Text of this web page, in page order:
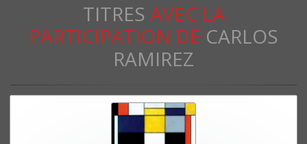
TITRES AVEC LA
PARTICIPATION DE CARLOS
RAMIREZ